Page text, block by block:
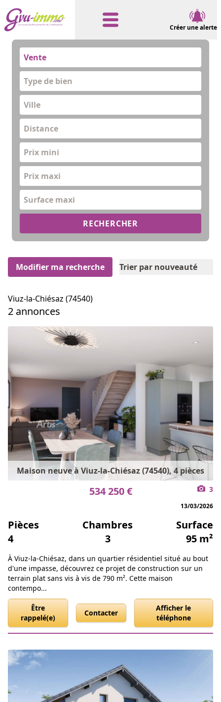
Créer une alerte
Vente
Type de bien
Distance
Prix mini
Prix maxi
Surface maxi
RECHERCHER
Modifier ma recherche Trier par nouveauté
Viuz-la-Chiésaz (74540)
2 annonces
Maison neuve à Viuz-la-Chiésaz (74540), 4 pièces
534 250 € 3
13/03/2026
Pièces
4
Chambres
3
Surface
95 m²
À Viuz-la-Chiésaz, dans un quartier résidentiel situé au bout
d'une impasse, découvrez ce projet de construction sur un
terrain plat sans vis à vis de 790 m². Cette maison
contempo...
Être
rappelé(e)
Contacter
Afficher le
téléphone